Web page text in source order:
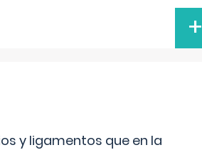
+
y ligamentos que en la